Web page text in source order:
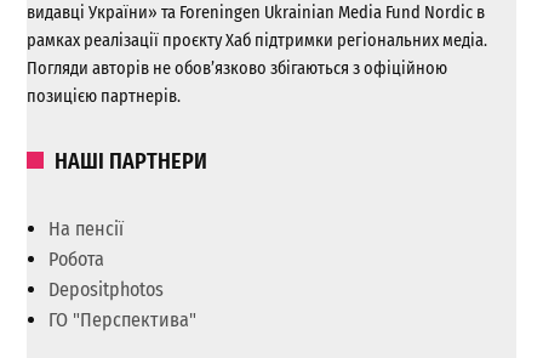
видавці України» та Foreningen Ukrainian Media Fund Nordic в
рамках реалізації проєкту Хаб підтримки регіональних медіа.
Погляди авторів не обов’язково збігаються з офіційною
позицією партнерів.
НАШІ ПАРТНЕРИ
На пенсії
Робота
Depositphotos
ГО "Перспектива"